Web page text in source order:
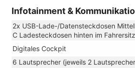
Infotainment &
2x USB-Lade-/Datensteckdosen
C Ladesteckdosen hinten im
Digitales Cockpit
6 Lautsprecher (jeweils 2